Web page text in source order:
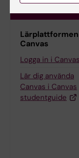
Lärplattformen
Canvas
Logga in i Canvas
Lär dig använda
Canvas i Canvas
studentguide